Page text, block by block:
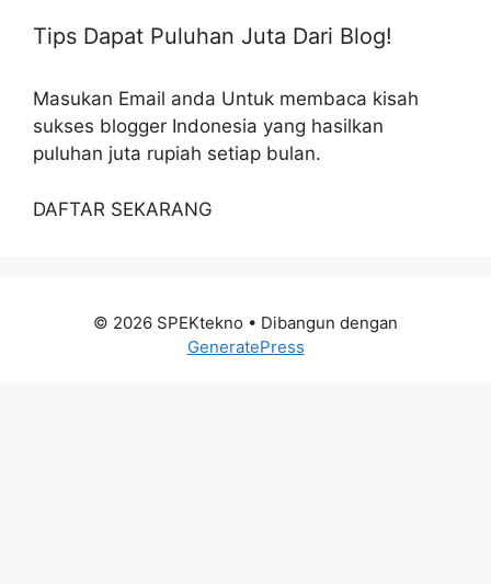
Tips Dapat Puluhan Juta Dari Blog!
Masukan Email anda Untuk membaca kisah
sukses blogger Indonesia yang hasilkan
puluhan juta rupiah setiap bulan.
DAFTAR SEKARANG
© 2026 SPEKtekno • Dibangun dengan
GeneratePress